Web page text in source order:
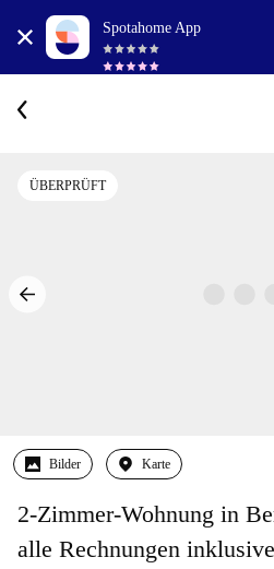
Spotahome App
ÜBERPRÜFT
Bilder Karte
2-Zimmer-Wohnung in
alle Rechnungen inklusive